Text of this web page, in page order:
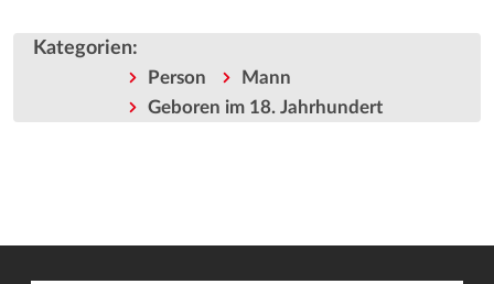
Kategorien:
Person
Mann
Geboren im 18. Jahrhundert